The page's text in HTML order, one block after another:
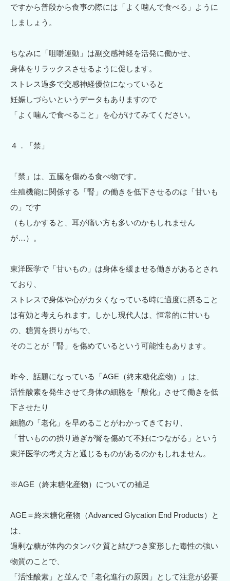
ですから普段から食事の際には「よく噛んで食べる」ように
しましょう。
ちなみに「咀嚼運動」は副交感神経を活発に働かせ、
身体をリラックスさせるように促します。
ストレス過多で交感神経優位になっていると
妊娠しづらいというデータもありますので
「よく噛んで食べること」を心がけてみてください。
４．「禁」
「禁」は、五臓を傷める食べ物です。
生殖機能に関係する「腎」の働きを低下させるのは「甘いも
の」です
（もしかすると、耳が痛い方も多いのかもしれません
が…）。
東洋医学で「甘いもの」は身体を緩ませる働きがあるとされ
ており、
ストレスで身体や心がカタくなっている時に適度に摂ること
は有効と考えられます。しかし現代人は、恒常的に甘いも
の、糖質を摂りがちで、
そのことが「腎」を傷めているという可能性もあります。
昨今、話題になっている「AGE（終末糖化産物）」は、
活性酸素を発生させて身体の細胞を「酸化」させて働きを低
下させたり
細胞の「老化」を早めることがわかってきており、
「甘いものの摂り過ぎが腎を傷めて不妊につながる」という
東洋医学の考え方と通じるものがあるのかもしれません。
※AGE（終末糖化産物）についての補足
AGE＝終末糖化産物（Advanced Glycation End Products）と
は、
過剰な糖が体内のタンパク質と結びつき変形した毒性の強い
物質のことで、
「活性酸素」と並んで「老化進行の原因」として注意が必要